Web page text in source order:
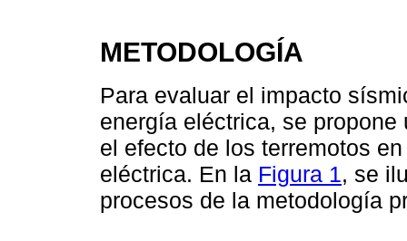
METODOLOGÍA
Para evaluar el impacto
energía eléctrica, se
el efecto de los terremotos
eléctrica. En la Figura 1, se
procesos de la metodología